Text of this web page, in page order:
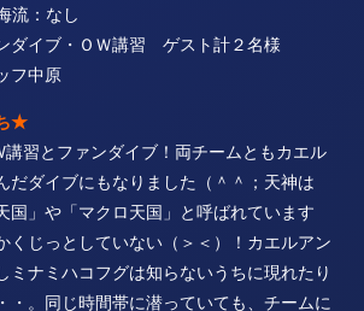
流：なし
ダイブ・ＯＷ講習 ゲスト計２名様
フ中原
★
習とファンダイブ！両チームともカエル
だダイブにもなりました（＾＾；天神は
国」や「マクロ天国」と呼ばれています
くじっとしていない（＞＜）！カエルアン
ミナミハコフグは知らないうちに現れたり
・。同じ時間帯に潜っていても、チームに